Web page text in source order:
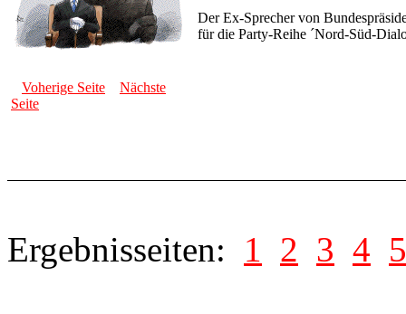
Der Ex-Sprecher von
für die Party-Reihe ´Nord-Süd-
Voherige Seite
Nächste
Seite
Ergebnisseiten: 1 2 3 4 5